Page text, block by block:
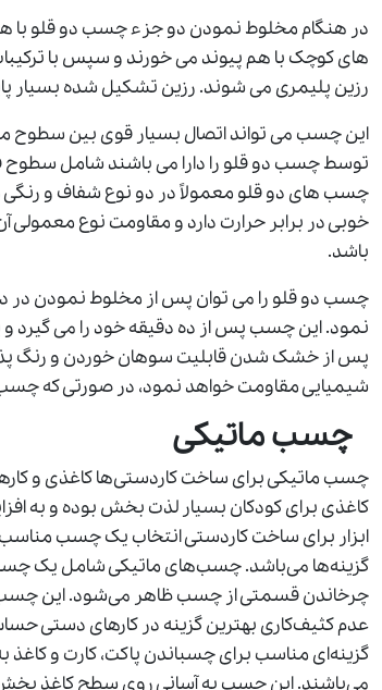
در هنگام مخلوط نمودن دو جزء چسب دو قلو با
های کوچک با هم پیوند می خورند و سپس با
رزین پلیمری می شوند. رزین تشکیل شده بسیار
این چسب می تواند اتصال بسیار قوی بین سطوح
توسط چسب دو قلو را دارا می باشند شامل سطوح
چسب های دو قلو معمولاً در دو نوع شفاف و
خوبی در برابر حرارت دارد و مقاومت نوع معمولی
باشد.
نمود. این چسب پس از ده دقیقه خود را می
پس از خشک شدن قابلیت سوهان خوردن و رنگ
شیمیایی مقاومت خواهد نمود، در صورتی که
چسبماتیکی
چسب ماتیکی برای ساخت کاردستی‌ها کاغذی و
کاغذی برای کودکان بسیار لذت بخش بوده و به
گزینه‌ها می‌باشد. چسب‌های ماتیکی شامل یک
چرخاندن قسمتی از چسب ظاهر می‌شود. این
عدم کثیف‌کاری بهترین گزینه در کارهای
گزینه‌ای مناسب برای چسباندن پاکت، کارت و کاغذ
می‌باشند. این چسب به آسانی روی سطح کاغذ